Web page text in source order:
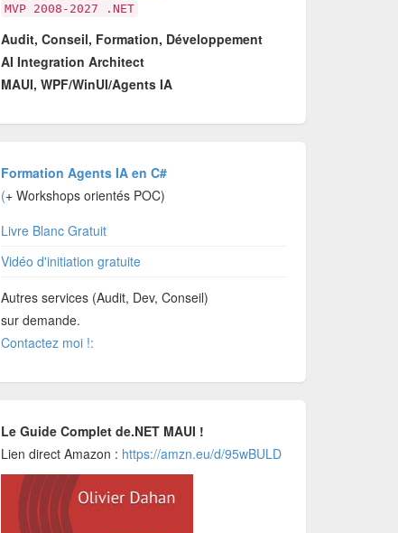
MVP 2008-2027 .NET
Audit, Conseil, Formation, Développement
AI Integration Architect
MAUI, WPF/WinUI/Agents IA
Formation Agents IA en C#
(+ Workshops orientés POC)
Livre Blanc Gratuit
Vidéo d'initiation gratuite
Autres services (Audit, Dev, Conseil)
sur demande.
Contactez moi !:
Le Guide Complet de.NET MAUI !
Lien direct Amazon : https://amzn.eu/d/95wBULD